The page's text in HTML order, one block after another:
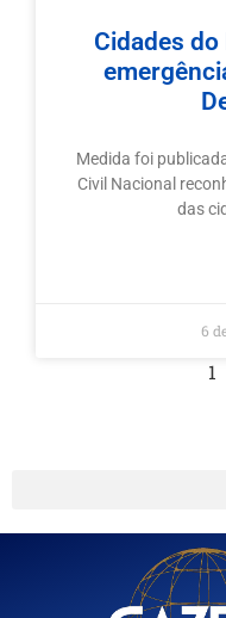
Cidades
Medida foi
Civil Nacional
das
6
1